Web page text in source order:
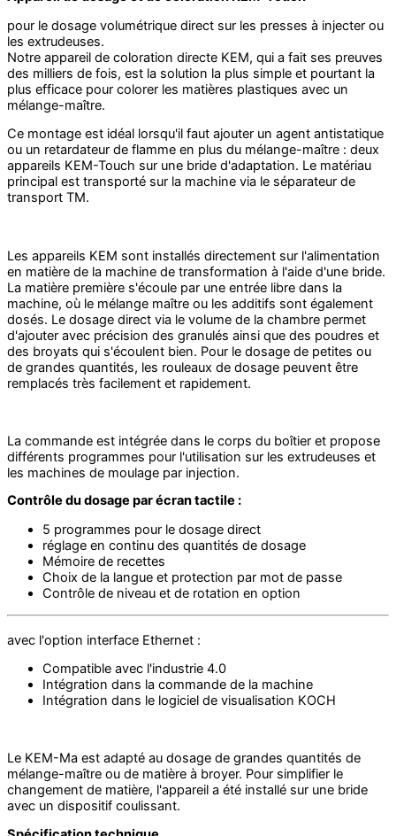
pour le dosage volumétrique direct sur les presses à injecter ou
les extrudeuses.
Notre appareil de coloration directe KEM, qui a fait ses preuves
des milliers de fois, est la solution la plus simple et pourtant la
plus efficace pour colorer les matières plastiques avec un
mélange-maître.
Ce montage est idéal lorsqu'il faut ajouter un agent antistatique
ou un retardateur de flamme en plus du mélange-maître : deux
appareils KEM-Touch sur une bride d'adaptation. Le matériau
principal est transporté sur la machine via le séparateur de
transport TM.
Les appareils KEM sont installés directement sur l'alimentation
en matière de la machine de transformation à l'aide d'une bride.
La matière première s'écoule par une entrée libre dans la
machine, où le mélange maître ou les additifs sont également
dosés. Le dosage direct via le volume de la chambre permet
d'ajouter avec précision des granulés ainsi que des poudres et
des broyats qui s'écoulent bien. Pour le dosage de petites ou
de grandes quantités, les rouleaux de dosage peuvent être
remplacés très facilement et rapidement.
La commande est intégrée dans le corps du boîtier et propose
différents programmes pour l'utilisation sur les extrudeuses et
les machines de moulage par injection.
Contrôle du dosage par écran tactile :
5 programmes pour le dosage direct
réglage en continu des quantités de dosage
Mémoire de recettes
Choix de la langue et protection par mot de passe
Contrôle de niveau et de rotation en option
avec l'option interface Ethernet :
Compatible avec l'industrie 4.0
Intégration dans la commande de la machine
Intégration dans le logiciel de visualisation KOCH
Le KEM-Ma est adapté au dosage de grandes quantités de
mélange-maître ou de matière à broyer. Pour simplifier le
changement de matière, l'appareil a été installé sur une bride
avec un dispositif coulissant.